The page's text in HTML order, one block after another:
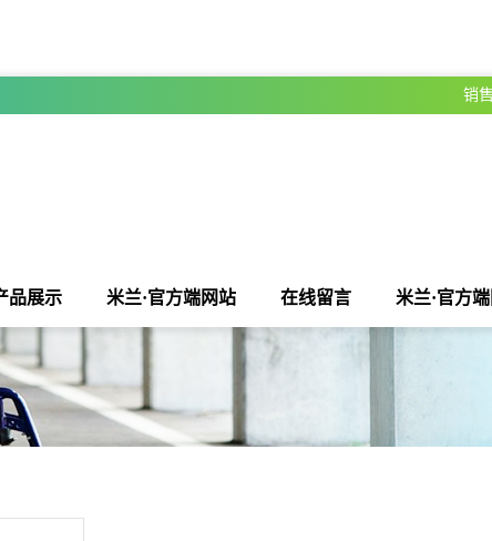
销
品展示 米兰·官方端网站 在线留言 米兰·官方